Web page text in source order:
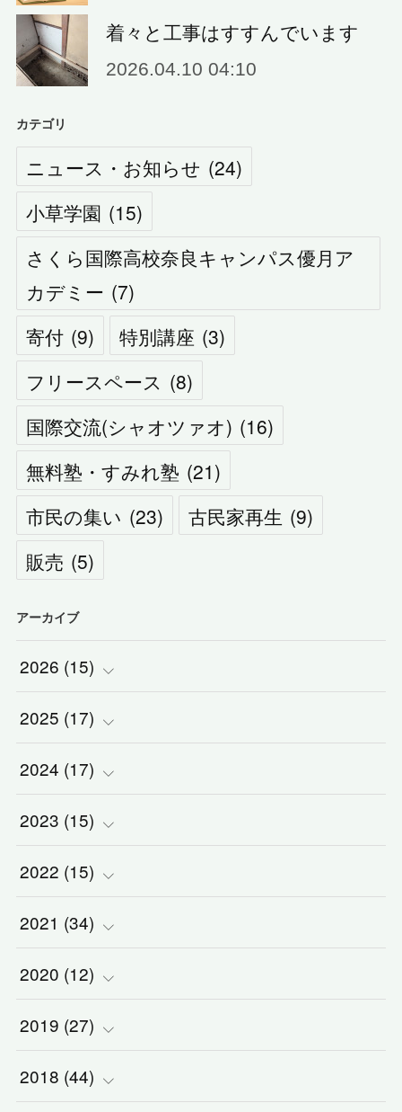
着々と工事はすすんでいます
2026.04.10 04:10
カテゴリ
ニュース・お知らせ (24)
小草学園 (15)
さくら国際高校奈良キャンパス優月ア
カデミー (7)
寄付 (9) 特別講座 (3)
フリースペース (8)
国際交流(シャオツァオ) (16)
無料塾・すみれ塾 (21)
市民の集い (23) 古民家再生 (9)
販売 (5)
アーカイブ
2026 (15)
(1)
(1)
(3)
(3)
(5)
(2)
2025 (17)
(2)
(1)
(1)
(2)
(3)
(5)
(2)
2024 (17)
(2)
(5)
(1)
(5)
(2)
(1)
2023 (15)
(3)
(1)
(1)
(2)
(3)
2022 (15)
(2)
(2)
(1)
(3)
2021 (34)
(2)
(1)
(7)
2020 (12)
(1)
(1)
2019 (27)
(4)
2018 (44)